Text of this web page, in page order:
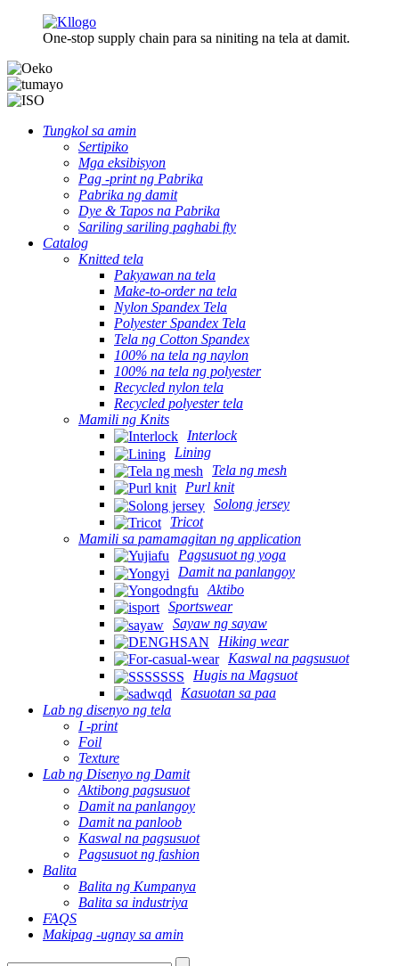
One-stop supply chain para sa niniting na tela at damit.
Tungkol sa amin
Sertipiko
Mga eksibisyon
Pag -print ng Pabrika
Pabrika ng damit
Dye & Tapos na Pabrika
Sariling sariling paghabi fty
Catalog
Knitted tela
Pakyawan na tela
Make-to-order na tela
Nylon Spandex Tela
Polyester Spandex Tela
Tela ng Cotton Spandex
100% na tela ng naylon
100% na tela ng polyester
Recycled nylon tela
Recycled polyester tela
Mamili ng Knits
Interlock
Lining
Tela ng mesh
Purl knit
Solong jersey
Tricot
Mamili sa pamamagitan ng application
Pagsusuot ng yoga
Damit na panlangoy
Aktibo
Sportswear
Sayaw ng sayaw
Hiking wear
Kaswal na pagsusuot
Hugis na Magsuot
Kasuotan sa paa
Lab ng disenyo ng tela
I -print
Foil
Texture
Lab ng Disenyo ng Damit
Aktibong pagsusuot
Damit na panlangoy
Damit na panloob
Kaswal na pagsusuot
Pagsusuot ng fashion
Balita
Balita ng Kumpanya
Balita sa industriya
FAQS
Makipag -ugnay sa amin